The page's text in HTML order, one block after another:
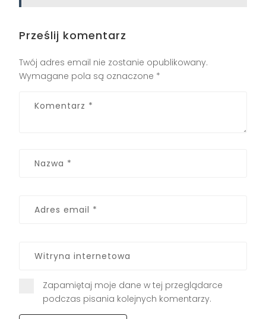
Prześlij komentarz
Twój adres email nie zostanie opublikowany.
Wymagane pola są oznaczone *
Zapamiętaj moje dane w tej przeglądarce
podczas pisania kolejnych komentarzy.